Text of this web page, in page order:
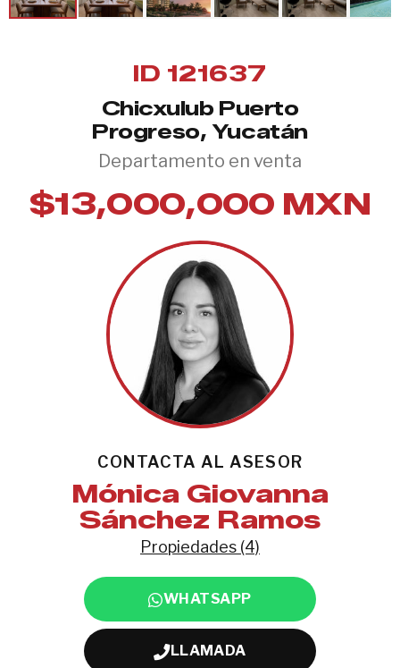
ID 121637
Chicxulub Puerto
Progreso, Yucatán
Departamento en venta
$13,000,000 MXN
CONTACTA AL ASESOR
Mónica Giovanna
Sánchez Ramos
Propiedades (4)
WHATSAPP
LLAMADA